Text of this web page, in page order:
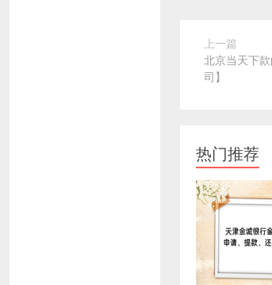
上一篇
北京当天下
司】
热门推荐